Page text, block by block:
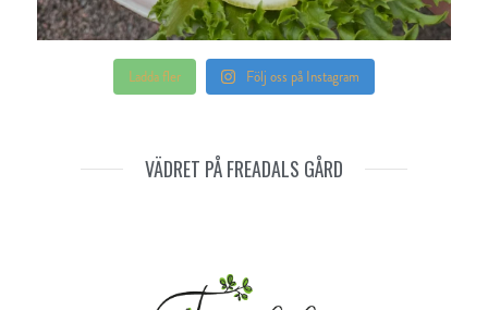
Ladda fler Följ oss på Instagram
VÄDRET PÅ FREADALS GÅRD